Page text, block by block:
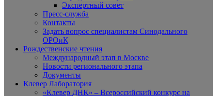
Экспертный совет
Пресс-служба
Контакты
Задать вопрос специалистам Синодального
ОРОиК
Рождественские чтения
Международный этап в Москве
Новости регионального этапа
Документы
Клевер Лаборатория
«Клевер ДНК» – Всероссийский конкурс на